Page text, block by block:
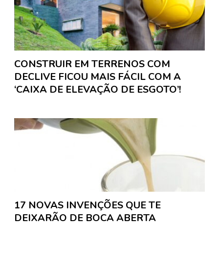
CONSTRUIR EM TERRENOS COM
DECLIVE FICOU MAIS FÁCIL COM A
‘CAIXA DE ELEVAÇÃO DE ESGOTO’!
17 NOVAS INVENÇÕES QUE TE
DEIXARÃO DE BOCA ABERTA